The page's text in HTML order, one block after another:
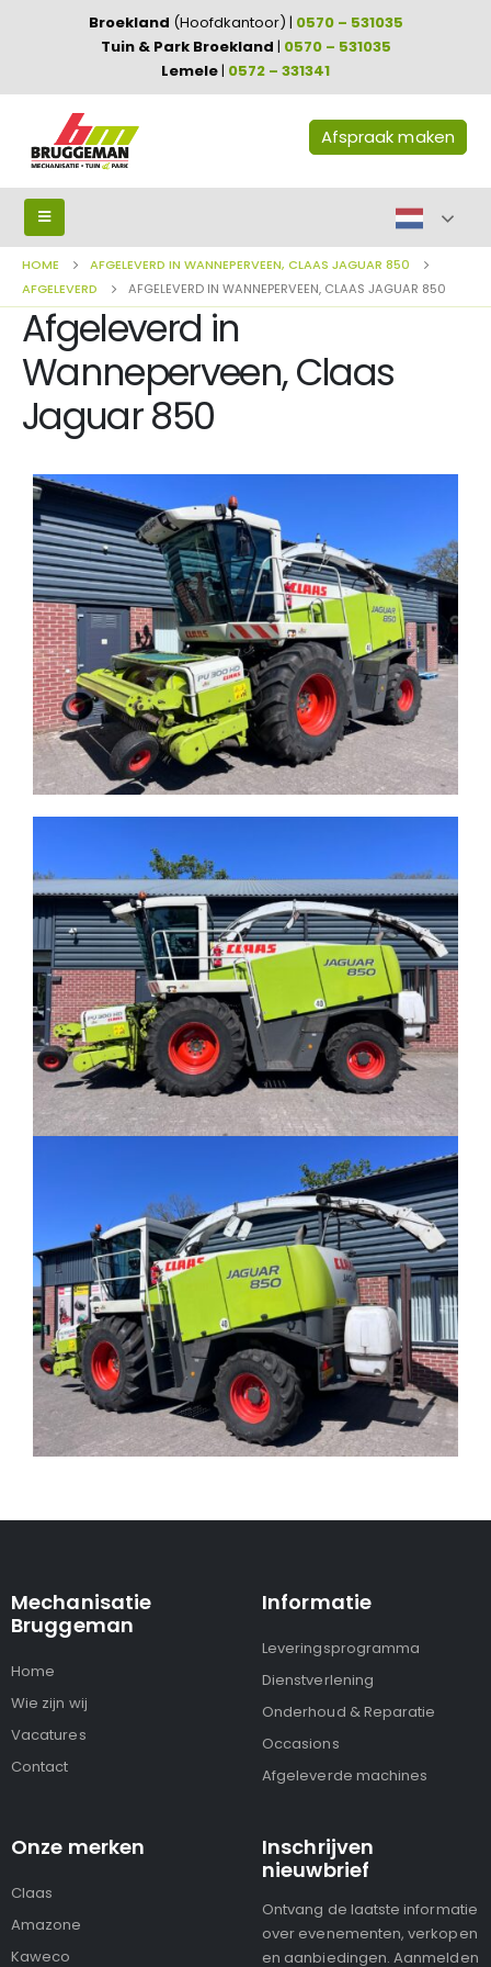
Broekland (Hoofdkantoor) | 0570 – 531035
Tuin & Park Broekland | 0570 – 531035
Lemele| 0572 – 331341
Afspraak maken
HOME
AFGELEVERD IN WANNEPERVEEN, CLAAS JAGUAR 850
AFGELEVERD
AFGELEVERD IN WANNEPERVEEN, CLAAS JAGUAR 850
Afgeleverd in
Wanneperveen, Claas
Jaguar 850
Mechanisatie
Bruggeman
Home
Wie zijn wij
Vacatures
Contact
Informatie
Leveringsprogramma
Dienstverlening
Onderhoud & Reparatie
Occasions
Afgeleverde machines
Onze merken
Claas
Amazone
Kaweco
Inschrijven
nieuwbrief
Ontvang de laatste informatie
over evenementen, verkopen
en aanbiedingen. Aanmelden